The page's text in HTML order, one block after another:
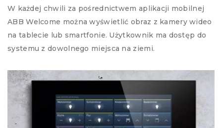
W każdej chwili za pośrednictwem aplikacji mobilnej
ABB Welcome można wyświetlić obraz z kamery wideo
na tablecie lub smartfonie. Użytkownik ma dostęp do
systemu z dowolnego miejsca na ziemi.